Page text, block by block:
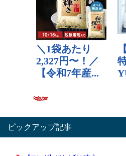
ピックアップ記事